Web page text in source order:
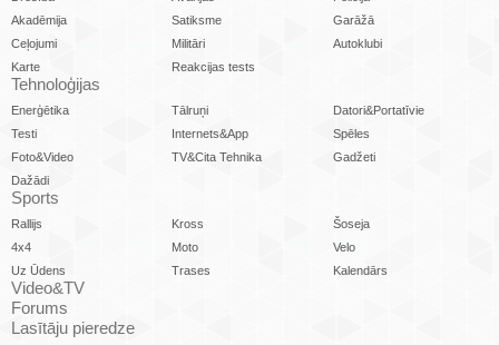
Akadēmija
Satiksme
Garāžā
Ceļojumi
Militāri
Autoklubi
Karte
Reakcijas tests
Tehnoloģijas
Enerģētika Tālruņi
Datori&Portatīvie
Testi
Internets&App
Spēles
Foto&Video
TV&Cita Tehnika
Gadžeti
Dažādi
Sports
Rallijs Kross
Šoseja
4x4
Moto
Velo
Uz Ūdens
Trases Kalendārs
Video&TV
Forums
Lasītāju pieredze